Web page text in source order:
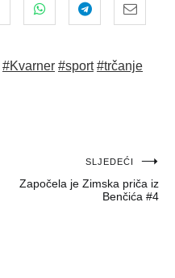
#Kvarner #sport #trčanje
SLJEDEĆI
Započela je Zimska priča iz
Benčića #4